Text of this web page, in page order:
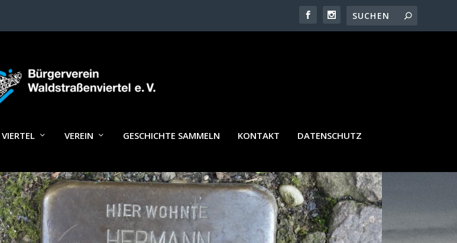
VIERTEL VEREIN GESCHICHTE SAMMELN KONTAKT DATENSCHUTZ